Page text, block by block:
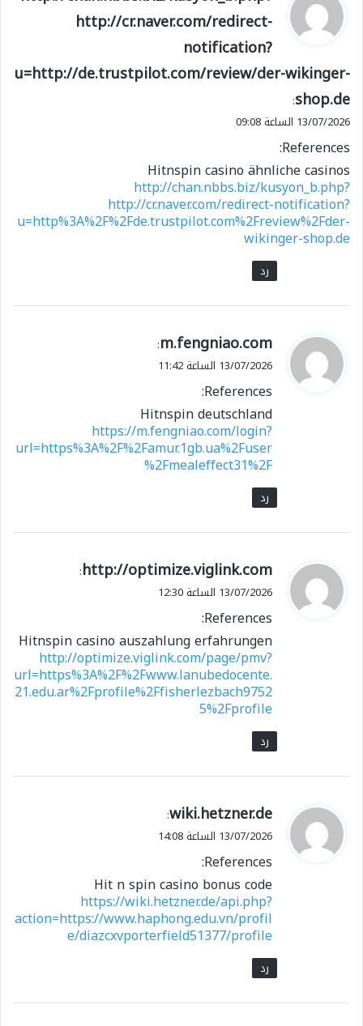
و
ل
http://cr.naver.com/redirect-
notification?
u=http://de.trustpilot.com/review/der-wikinger-
shop.de
:
13/07/2026 الساعة 09:08
References:
Hitnspin casino ähnliche casinos
http://chan.nbbs.biz/kusyon_b.php?
http://cr.naver.com/redirect-notification?
u=http%3A%2F%2Fde.trustpilot.com%2Freview%2Fder-
wikinger-shop.de
رد
ي
ق
ل
m.fengniao.com
:
13/07/2026 الساعة 11:42
References:
Hitnspin deutschland
https://m.fengniao.com/login?
url=https%3A%2F%2Famur.1gb.ua%2Fuser
%2Fmealeffect31%2F
رد
ي
ق
ل
http://optimize.viglink.com
:
13/07/2026 الساعة 12:30
References:
Hitnspin casino auszahlung erfahrungen
http://optimize.viglink.com/page/pmv?
url=https%3A%2F%2Fwww.lanubedocente.
21.edu.ar%2Fprofile%2Ffisherlezbach9752
5%2Fprofile
رد
ي
ق
ل
wiki.hetzner.de
:
13/07/2026 الساعة 14:08
References:
Hit n spin casino bonus code
https://wiki.hetzner.de/api.php?
action=https://www.haphong.edu.vn/profil
e/diazcxvporterfield51377/profile
رد